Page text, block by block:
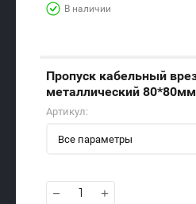
В наличии
Пропуск кабельный
металлический
Артикул:
Все параметры
− +